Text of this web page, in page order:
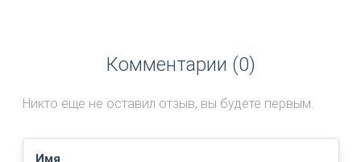
Комментарии (0)
Никто еще не оставил отзыв, вы будете первым.
Имя